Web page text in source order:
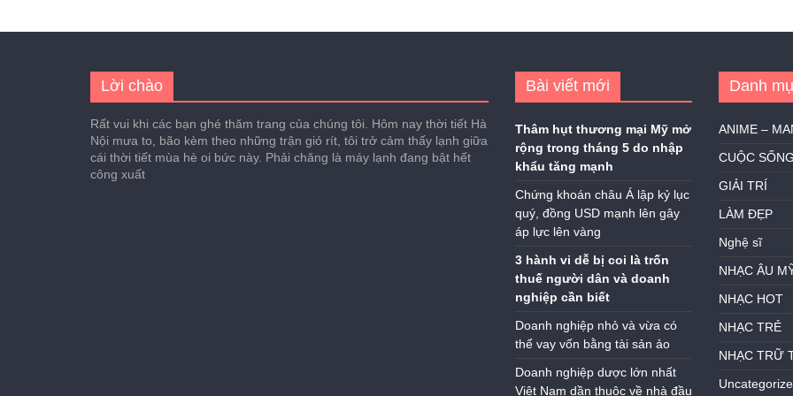
Lời chào
Rất vui khi các bạn ghé thăm trang của chúng tôi. Hôm nay thời tiết Hà
Nội mưa to, bão kèm theo những trận gió rít, tôi trở cảm thấy lạnh giữa
cái thời tiết mùa hè oi bức này. Phải chăng là máy lạnh đang bật hết
công xuất
Bài viết mới
Thâm hụt thương mại Mỹ mở
rộng trong tháng 5 do nhập
khẩu tăng mạnh
Chứng khoán châu Á lập kỷ lục
quý, đồng USD mạnh lên gây
áp lực lên vàng
3 hành vi dễ bị coi là trốn
thuế người dân và doanh
nghiệp cần biết
Doanh nghiệp nhỏ và vừa có
thể vay vốn bằng tài sản ảo
Doanh nghiệp dược lớn nhất
Việt Nam dần thuộc về nhà đầu
Danh
ANIME –
CUỘC SỐNG
GIẢI TRÍ
LÀM ĐẸP
Nghệ sĩ
NHẠC ÂU
NHẠC HOT
NHẠC TRẺ
NHẠC TRỮ